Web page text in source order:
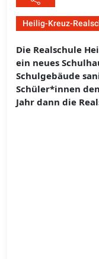
Heilig-Kreuz-
Die Realschule
ein neues
Schulgebäude
Schüler*innen
Jahr dann die